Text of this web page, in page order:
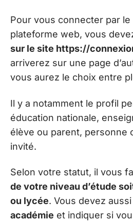
Pour vous connecter par le
plateforme web, vous
sur le site https://
arriverez sur une page
vous aurez le choix entre
Il y a notamment le profil
éducation nationale,
élève ou parent, personne
invité.
Selon votre statut, il vous
de votre niveau d’étude
ou lycée. Vous devez aussi
académie et indiquer si